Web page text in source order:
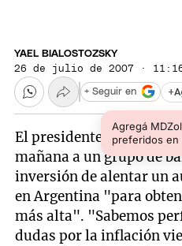
YAEL BIALOSTOZSKY
26 de julio de 2007 ·
+
Agregá
preferidos en
+ Seguir en
El presidente Néstor
mañana a un grupo de
inversión de alentar un
en Argentina "para
más alta". "Sabemos
dudas por la inflación